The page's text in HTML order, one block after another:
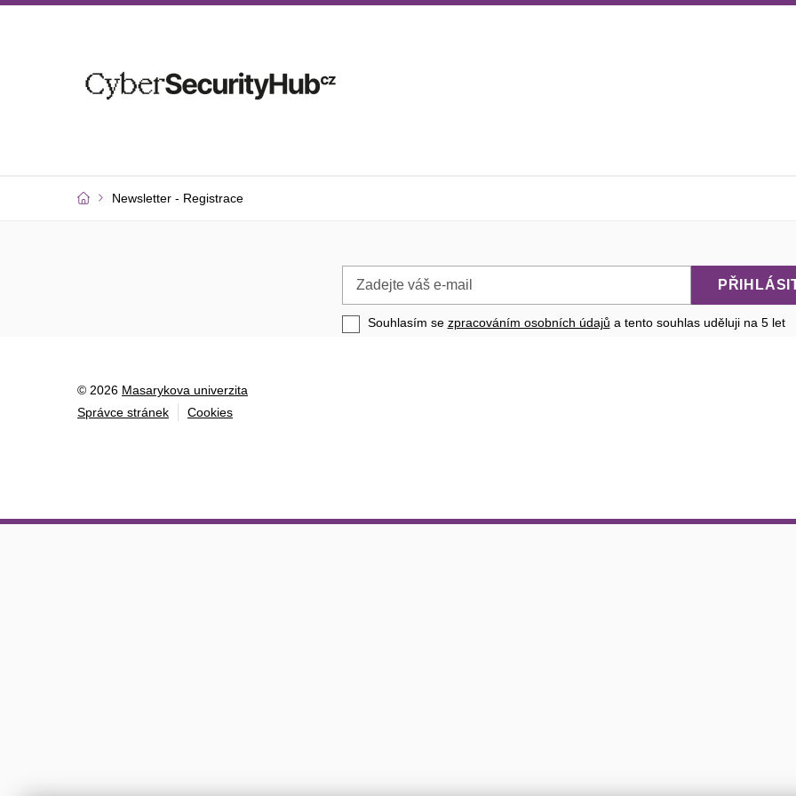
Newsletter - Registrace
e-
mail
Souhlasím se zpracováním osobních údajů a tento souhlas uděluji na 5 let
© 2026 Masarykova univerzita
Správce stránek
Cookies